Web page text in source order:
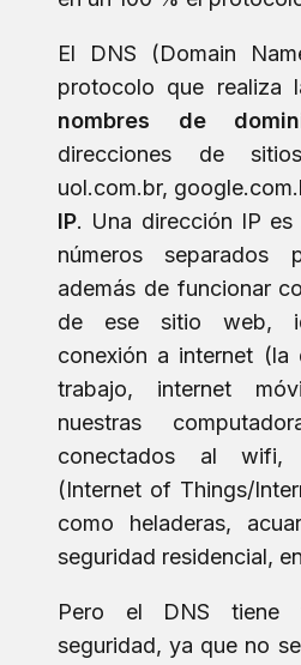
El DNS (Domain
protocolo que realiza
nombres de
direcciones de
uol.com.br,
IP. Una dirección IP es
números separados
además de funcionar
de ese sitio web,
conexión a internet (la
trabajo, internet
nuestras
conectados al wifi,
(Internet of Things/
como heladeras,
seguridad residencial,
Pero el DNS tiene
seguridad, ya que no